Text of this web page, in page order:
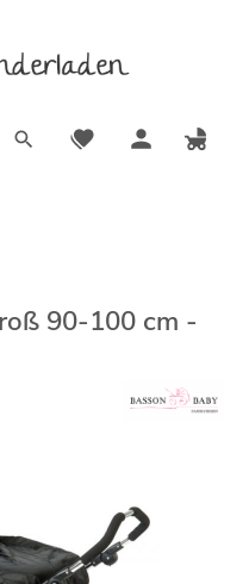
90-100 cm -